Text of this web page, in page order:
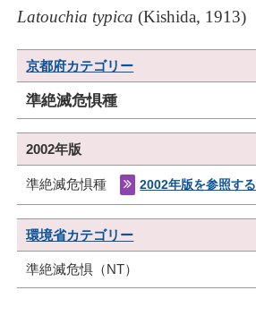
Latouchia typica (Kishida, 1913)
京都府カテゴリー
準絶滅危惧種
2002年版
準絶滅危惧種 2002年版を参照する
環境省カテゴリー
準絶滅危惧（NT）